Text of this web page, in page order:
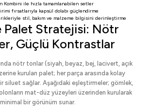
Kombini ile hızla tamamlanabilen setler
fırsatlarıyla kapsül dolabı güçlendirme
stil, bakım ve malzeme bilgisini derinleştirme
Palet Stratejisi: Nötr
Güçlü Kontrastlar
nötr tonlar (siyah, beyaz, bej, lacivert, açık
kurulan palet; her parça arasında kolay
siluet sağlar. Aşağıdaki eşleştirmeler; gömlek,
mat-düz yüzeyleri üzerinden kurularak
minimal bir görünüm sunar.